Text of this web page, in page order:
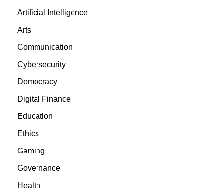
Artificial Intelligence
Arts
Communication
Cybersecurity
Democracy
Digital Finance
Education
Ethics
Gaming
Governance
Health